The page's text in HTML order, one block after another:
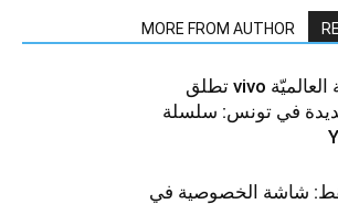
MORE FROM AUTHOR
العلامة التّكنولوجيّة العالميّة vivo تطلق
في تونس: سلسلة
شاشة الخصوصية في